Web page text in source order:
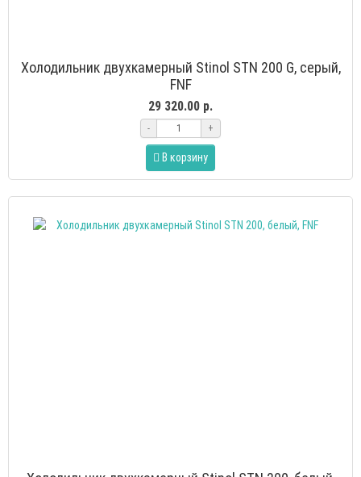
Холодильник двухкамерный Stinol STN 200 G, серый,
FNF
29 320.00 р.
- +
В корзину